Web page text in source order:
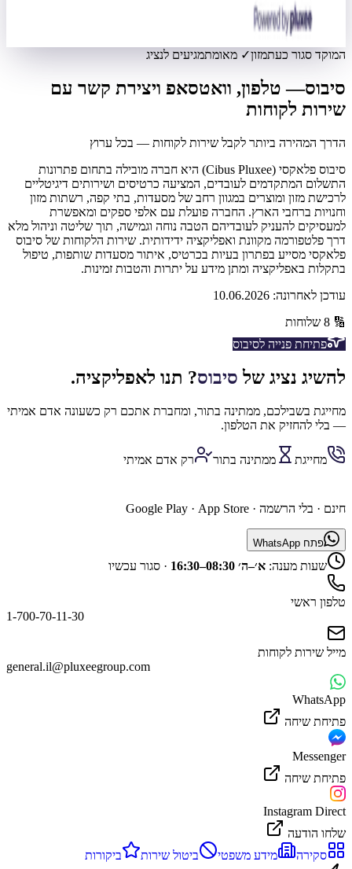
המוקד סגור כעתמזון✓ מאומתמגיעים לנציג
סיבוס— טלפון, וואטסאפ ויצירת קשר עם
שירות לקוחות
הדרך המהירה ביותר לקבל שירות לקוחות — בכל ערוץ
סיבוס פלאקסי (Cibus Pluxee) היא חברה מובילה בתחום פתרונות
התשלום המתקדמים לעובדים, המציעה כרטיסים ושירותים דיגיטליים
לרכישת מזון ומוצרים במגוון רחב של מסעדות, בתי קפה, רשתות מזון
וחנויות ברחבי הארץ. החברה פועלת עם אלפי ספקים ומאפשרת
למעסיקים להעניק לעובדיהם הטבה נוחה וגמישה, תוך שליטה וניהול מלא
דרך פלטפורמה מקוונת ואפליקציה ידידותית. שירות הלקוחות של סיבוס
פלאקסי מסייע בפתרון בעיות בכרטיס, איתור מסעדות שותפות, טיפול
בתקלות באפליקציה ומתן מידע על יתרות והטבות זמינות.
עודכן לאחרונה: 10.06.2026
🔢
8 שלוחות
פתיחת פנייה לסיבוס
להשיג נציג של סיבוס? תנו לאפליקציה.
מחייגת בשבילכם, ממתינה בתור, ומחברת אתכם רק כשעונה אדם אמיתי
— בלי להחזיק את הטלפון.
מחייגת ממתינה בתור
רק אדם אמיתי
חינם · בלי הרשמה · App Store
·
Google Play
פתח WhatsApp
שעות מענה: א׳–ה׳ 08:30–16:30 · סגור עכשיו
טלפון ראשי
1-700-70-11-30
מייל שירות לקוחות
general.il@pluxeegroup.com
WhatsApp
פתיחת שיחה
Messenger
פתיחת שיחה
Instagram Direct
שלחו הודעה
סקירה
מידע משפטי ביטול שירות
ביקורות